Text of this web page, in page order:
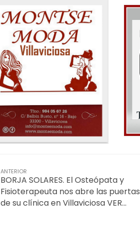
ANTERIOR
BORJA SOLARES. El Osteópata y
Fisioterapeuta nos abre las puertas
de su clínica en Villaviciosa VER…